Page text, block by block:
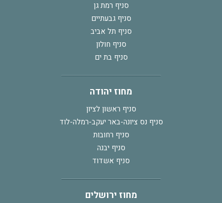
סניף רמת גן
סניף גבעתיים
סניף תל אביב
סניף חולון
סניף בת ים
מחוז יהודה
סניף ראשון לציון
סניף נס ציונה-באר יעקב-רמלה-לוד
סניף רחובות
סניף יבנה
סניף אשדוד
מחוז ירושלים